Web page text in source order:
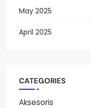
May 2025
April 2025
CATEGORIES
Aksesoris